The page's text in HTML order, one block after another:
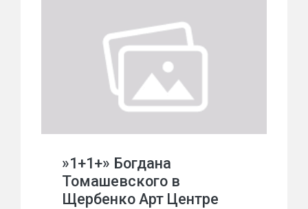
»1+1+» Богдана
Томашевского в
Щербенко Арт Центре